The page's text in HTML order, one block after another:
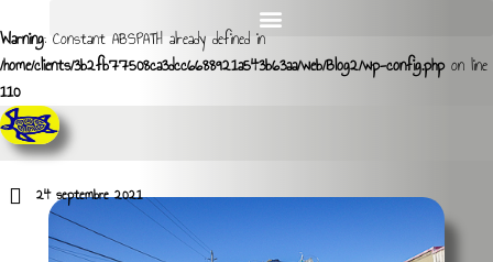
Warning: Constant ABSPATH already defined in
/home/clients/3b2fb77508ca3dcc6688921a543b63aa/web/Blog2/wp-config.phpon line
110
24 septembre 2021